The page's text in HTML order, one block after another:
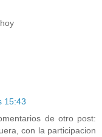
15:43
de otro post:
con la participacion